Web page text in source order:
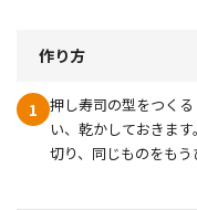
作り方
1
押し寿司の型をつく
い、乾かしておきま
切り、同じものをもう